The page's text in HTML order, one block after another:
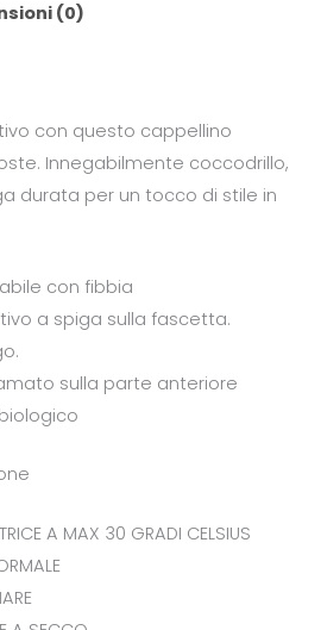
(0)
con questo cappellino
Innegabilmente coccodrillo,
durata per un tocco di stile in
con fibbia
a spiga sulla fascetta.
sulla parte anteriore
A MAX 30 GRADI CELSIUS